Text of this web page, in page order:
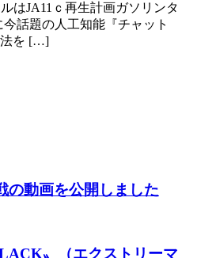
はJA11ｃ再生計画ガソリンタ
話題の人工知能『チャット
法を […]
の動画を公開しました
〟（エクストリーマ